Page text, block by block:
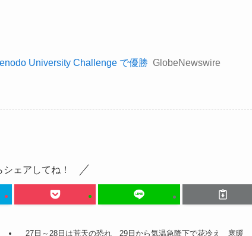
University Challenge で優勝 GlobeNewswire
ェアしてね！
27日～28日は荒天の恐れ 29日から気温急降下で花冷え 寒暖